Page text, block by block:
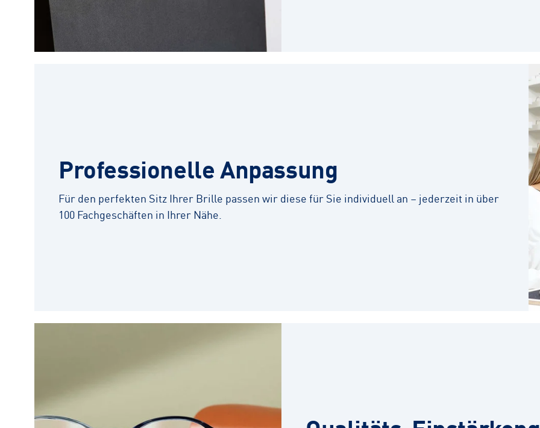
Professionelle Anpassung
Für den perfekten Sitz Ihrer Brille passen wir diese für Sie individuell an – jederzeit in über
100 Fachgeschäften in Ihrer Nähe.